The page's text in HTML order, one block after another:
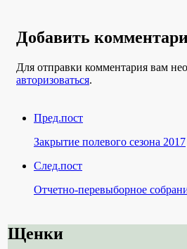
Добавить
Для отправки комментария вам
авторизоваться.
Пред.пост
Закрытие полевого сезона 2017
След.пост
Отчетно-перевыборное
Щенки